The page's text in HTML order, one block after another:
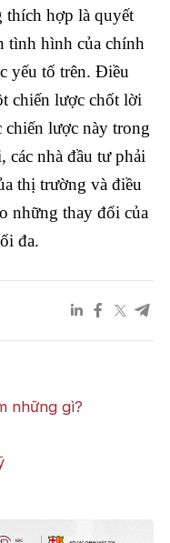
hợp là quyết
tình hình của chính
yếu tố trên. Điều
chiến lược chốt lời
chiến lược này trong
nhà đầu tư phải
thị trường và điều
những thay đổi của
đa.
những gì?